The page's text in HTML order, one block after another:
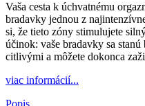
Vaša cesta k úchvatnému
bradavky jednou z
si, že tieto zóny stimulujete
účinok: vaše bradavky sa
citlivými a môžete dokonca
viac informácií...